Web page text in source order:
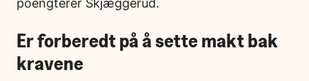
Er forberedt på å sette makt bak
kravene